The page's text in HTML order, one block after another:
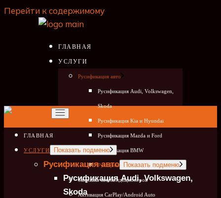
Перейти к содержимому
ГЛАВНАЯ
УСЛУГИ
Русификация авто
Русификация Audi, Volkswagen,
Skoda
Русификация Kia и Hyundai
Русификация Mazda и Ford
Русификация BMW
Русификация приборной панели
Заправка автокондиционеров
Активация CarPlay/Android Auto
ГЛАВНАЯ
УСЛУГИ Показать подменю
Русификация авто Показать подменю
Русификация Audi, Volkswagen,
Skoda